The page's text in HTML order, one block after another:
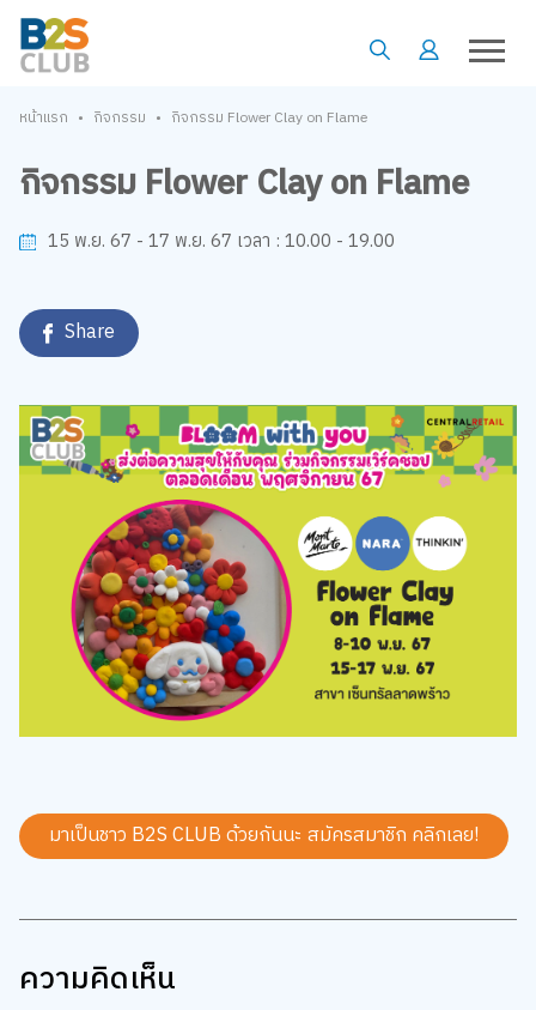
หน้าแรก • กิจกรรม • กิจกรรม Flower Clay on Flame
กิจกรรม Flower Clay on Flame
15 พ.ย. 67 - 17 พ.ย. 67 เวลา : 10.00 - 19.00
Share
มาเป็นชาว B2S CLUB ด้วยกันนะ สมัครสมาชิก คลิกเลย!
ความคิดเห็น